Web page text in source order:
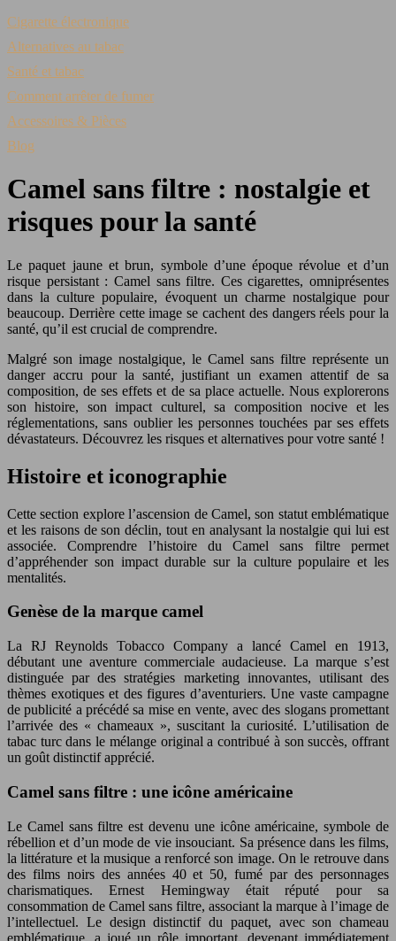
Cigarette électronique
Alternatives au tabac
Santé et tabac
Comment arrêter de fumer
Accessoires & Pièces
Blog
Camel sans filtre : nostalgie et
risques pour la santé
Le paquet jaune et brun, symbole d’une époque révolue et d’un
risque persistant : Camel sans filtre. Ces cigarettes, omniprésentes
dans la culture populaire, évoquent un charme nostalgique pour
beaucoup. Derrière cette image se cachent des dangers réels pour la
santé, qu’il est crucial de comprendre.
Malgré son image nostalgique, le Camel sans filtre représente un
danger accru pour la santé, justifiant un examen attentif de sa
composition, de ses effets et de sa place actuelle. Nous explorerons
son histoire, son impact culturel, sa composition nocive et les
réglementations, sans oublier les personnes touchées par ses effets
dévastateurs. Découvrez les risques et alternatives pour votre santé !
Histoire et iconographie
Cette section explore l’ascension de Camel, son statut emblématique
et les raisons de son déclin, tout en analysant la nostalgie qui lui est
associée. Comprendre l’histoire du Camel sans filtre permet
d’appréhender son impact durable sur la culture populaire et les
mentalités.
Genèse de la marque camel
La RJ Reynolds Tobacco Company a lancé Camel en 1913,
débutant une aventure commerciale audacieuse. La marque s’est
distinguée par des stratégies marketing innovantes, utilisant des
thèmes exotiques et des figures d’aventuriers. Une vaste campagne
de publicité a précédé sa mise en vente, avec des slogans promettant
l’arrivée des « chameaux », suscitant la curiosité. L’utilisation de
tabac turc dans le mélange original a contribué à son succès, offrant
un goût distinctif apprécié.
Camel sans filtre : une icône américaine
Le Camel sans filtre est devenu une icône américaine, symbole de
rébellion et d’un mode de vie insouciant. Sa présence dans les films,
la littérature et la musique a renforcé son image. On le retrouve dans
des films noirs des années 40 et 50, fumé par des personnages
charismatiques. Ernest Hemingway était réputé pour sa
consommation de Camel sans filtre, associant la marque à l’image de
l’intellectuel. Le design distinctif du paquet, avec son chameau
emblématique, a joué un rôle important, devenant immédiatement